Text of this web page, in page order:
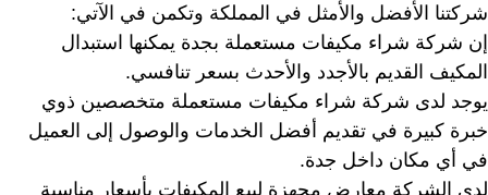
شركتنا الأفضل والأمثل في المملكة وتكمن في الآتي:
إن شركة شراء مكيفات مستعملة بجدة يمكنها استبدال
المكيف القديم بالأجدد والأحدث بسعر تنافسي.
يوجد لدى شركة شراء مكيفات مستعملة متخصصين ذوي
خبرة كبيرة في تقديم أفضل الخدمات والوصول إلى العميل
في أي مكان داخل جدة.
لدى الشركة معارض مجهزة لبيع المكيفات بأسعار مناسبة